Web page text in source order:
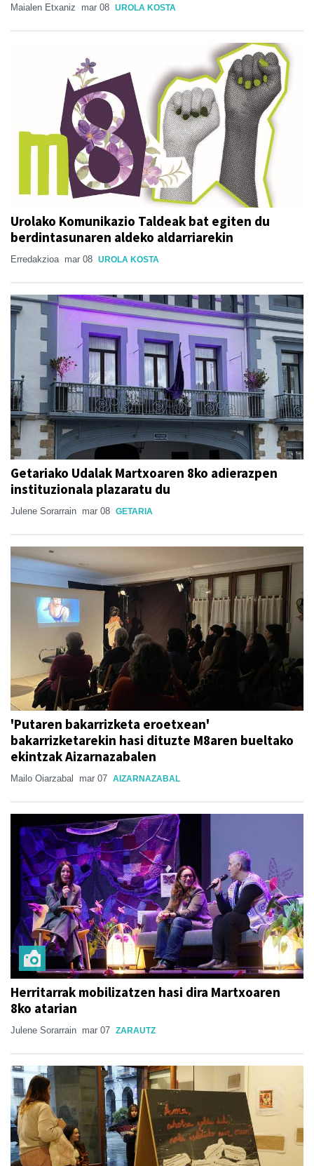
Maialen Etxaniz mar 08 UROLA KOSTA
Urolako Komunikazio Taldeak bat egiten du
berdintasunaren aldeko aldarriarekin
Erredakzioa mar 08 UROLA KOSTA
Getariako Udalak Martxoaren 8ko adierazpen
instituzionala plazaratu du
Julene Sorarrain mar 08 GETARIA
'Putaren bakarrizketa eroetxean'
bakarrizketarekin hasi dituzte M8aren bueltako
ekintzak Aizarnazabalen
Mailo Oiarzabal mar 07 AIZARNAZABAL
Herritarrak mobilizatzen hasi dira Martxoaren
8ko atarian
Julene Sorarrain mar 07 ZARAUTZ